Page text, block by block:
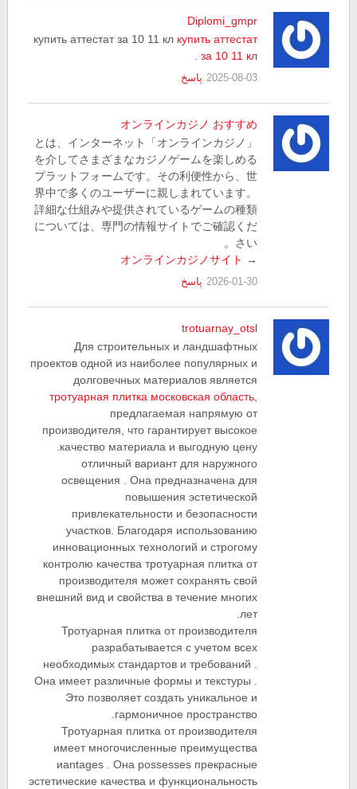
Diplomi_gmpr
купить аттестат за 10 11 кл купить аттестат
за 10 11 кл
.
2025-08-03 پاسخ
オンラインカジノ おすすめ
「オンラインカジノ」とは、インターネット
を介してさまざまなカジノゲームを楽しめる
プラットフォームです。その利便性から、世
界中で多くのユーザーに親しまれています。
詳細な仕組みや提供されているゲームの種類
については、専門の情報サイトでご確認くだ
さい。
→
オンラインカジノサイト
2026-01-30 پاسخ
trotuarnay_otsl
Для строительных и ландшафтных
проектов одной из наиболее популярных и
долговечных материалов является
тротуарная плитка московская область,
предлагаемая напрямую от
производителя, что гарантирует высокое
качество материала и выгодную цену.
отличный вариант для наружного
освещения . Она предназначена для
повышения эстетической
привлекательности и безопасности
участков. Благодаря использованию
инновационных технологий и строгому
контролю качества тротуарная плитка от
производителя может сохранять свой
внешний вид и свойства в течение многих
лет.
Тротуарная плитка от производителя
разрабатывается с учетом всех
необходимых стандартов и требований .
Она имеет различные формы и текстуры .
Это позволяет создать уникальное и
гармоничное пространство.
Тротуарная плитка от производителя
имеет многочисленные преимущества
иantages . Она possesses прекрасные
эстетические качества и функциональность